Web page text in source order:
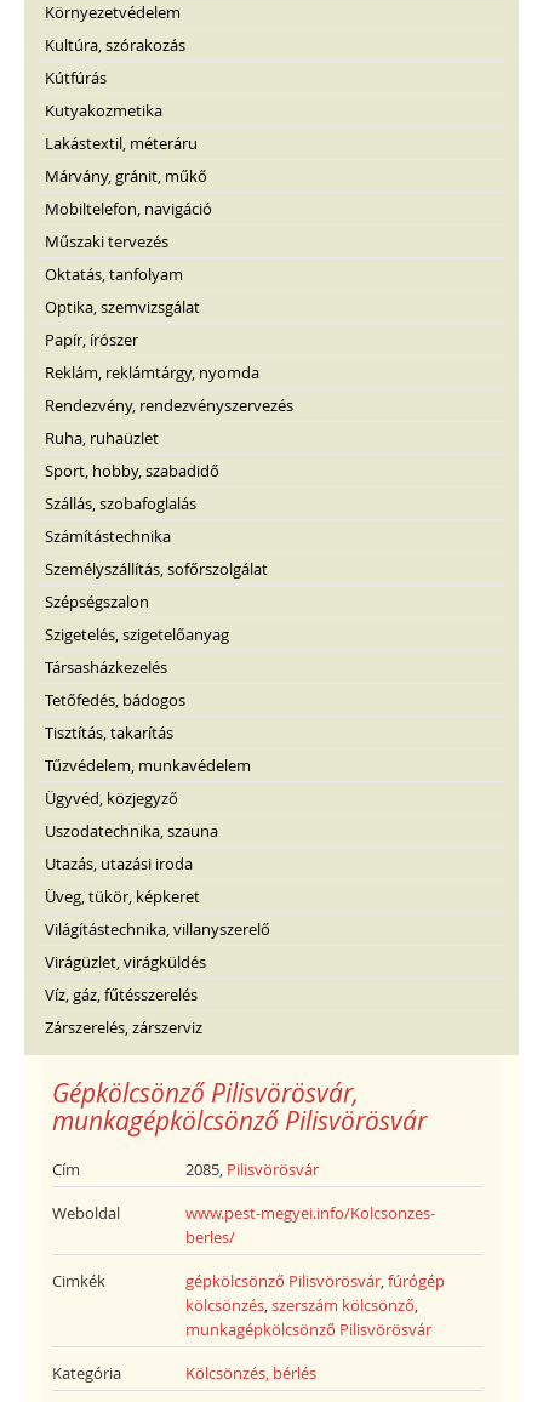
Környezetvédelem
Kultúra, szórakozás
Kútfúrás
Kutyakozmetika
Lakástextil, méteráru
Márvány, gránit, műkő
Mobiltelefon, navigáció
Műszaki tervezés
Oktatás, tanfolyam
Optika, szemvizsgálat
Papír, írószer
Reklám, reklámtárgy, nyomda
Rendezvény, rendezvényszervezés
Ruha, ruhaüzlet
Sport, hobby, szabadidő
Szállás, szobafoglalás
Számítástechnika
Személyszállítás, sofőrszolgálat
Szépségszalon
Szigetelés, szigetelőanyag
Társasházkezelés
Tetőfedés, bádogos
Tisztítás, takarítás
Tűzvédelem, munkavédelem
Ügyvéd, közjegyző
Uszodatechnika, szauna
Utazás, utazási iroda
Üveg, tükör, képkeret
Világítástechnika, villanyszerelő
Virágüzlet, virágküldés
Víz, gáz, fűtésszerelés
Zárszerelés, zárszerviz
Gépkölcsönző Pilisvörösvár,
munkagépkölcsönző Pilisvörösvár
Cím 2085, Pilisvörösvár
Weboldal
www.pest-megyei.info/Kolcsonzes-
berles/
Cimkék gépkölcsönző Pilisvörösvár,fúrógép
kölcsönzés,szerszám kölcsönző,
munkagépkölcsönző Pilisvörösvár
Kategória Kölcsönzés, bérlés